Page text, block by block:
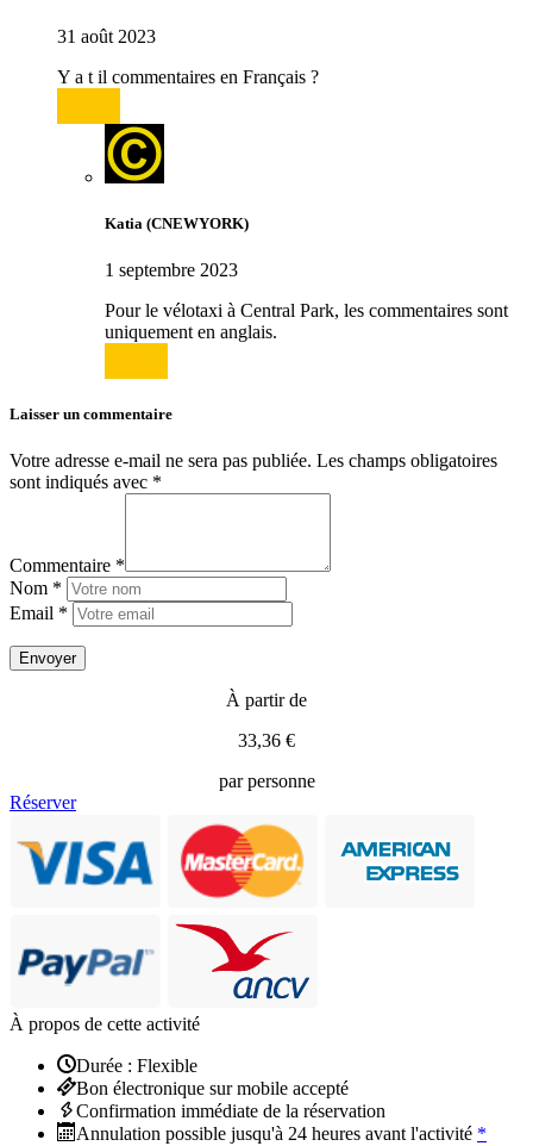
31 août 2023
Y a t il commentaires en Français ?
Katia (CNEWYORK)
1 septembre 2023
Pour le vélotaxi à Central Park, les commentaires sont
uniquement en anglais.
Laisser un commentaire
Votre adresse e-mail ne sera pas publiée. Les champs obligatoires
sont indiqués avec *
Commentaire *
Nom *
Email *
À partir de
33,36 €
par personne
Réserver
À propos de cette activité
Durée : Flexible
Bon électronique sur mobile accepté
Confirmation immédiate de la réservation
Annulation possible jusqu'à 24 heures avant l'activité *